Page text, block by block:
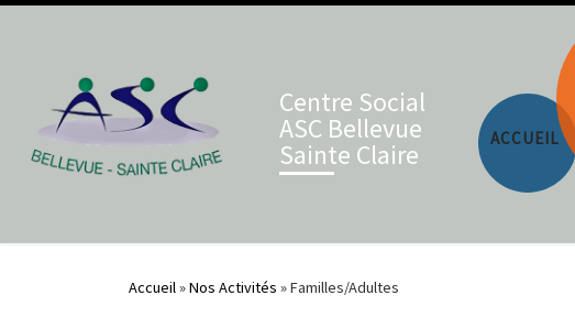
Centre Social
ASC Bellevue
Sainte Claire ACCUEIL
Accueil »Nos Activités »Familles/Adultes